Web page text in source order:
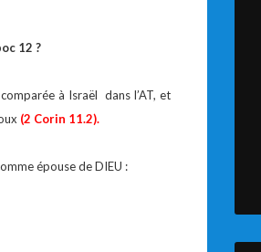
12 ?
à Israël dans l’AT, et
(2 Corin 11.2).
épouse de DIEU :